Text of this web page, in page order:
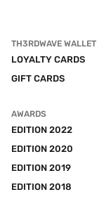
TH3RDWAVE WALLET
LOYALTY CARDS
GIFT CARDS
AWARDS
EDITION 2022
EDITION 2020
EDITION 2019
EDITION 2018